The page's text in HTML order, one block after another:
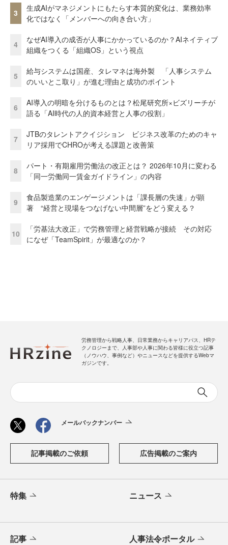
3
生成AIがマネジメントにもたらす本質的変化は、業務効率
化ではなく「メンバーへの向き合い方」
4
なぜAI導入の成否が人事にかかっているのか？AIネイティブ
組織をつくる「組織OS」という視点
5
給与システムは国産、タレマネは海外製 「人事システム
のいいとこ取り」が進む理由と成功のポイント
6
AI導入の明暗を分けるものとは？松尾研究所×ビズリーチが
語る「AI時代の人的資本経営と人事の役割」
7
JTBのタレントアクイジション ビジネス改革のためのキャ
リア採用でCHROが考える課題と改善策
8
パート・有期雇用労働法の改正とは？ 2026年10月に変わる
「同一労働同一賃金ガイドライン」の内容
9
食品製造業のエンゲージメントは「課長層の失速」が顕
著 “経営と現場をつなげない中間層”をどう変える？
10
「労基法大改正」で労務管理と経営戦略が接続 その対応
になぜ「TeamSpirit」が最適なのか？
労務管理から戦略人事、日常業務からキャリアパス、HRテ
クノロジーまで、人事部や人事に関わる皆様に役立つ記事
（ノウハウ、事例など）やニュースなどを提供するWebマ
ガジンです。
メールバックナンバー
記事掲載のご依頼 広告掲載のご案内
特集 ニュース
記事 人事法令ポータル